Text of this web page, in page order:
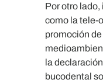
Por otro
como la tele-
promoción
la
bucodental